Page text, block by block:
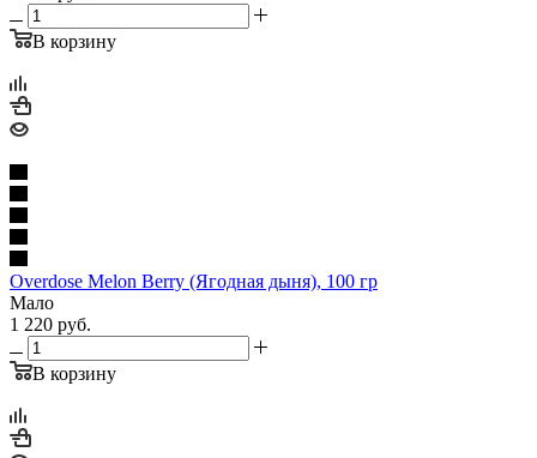
В корзину
Overdose Melon Berry (Ягодная дыня), 100 гр
Мало
1 220 руб.
В корзину